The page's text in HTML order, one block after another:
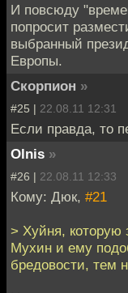
И повсюду
попросит
выбранный
Европы.
Скорпион »
#25 | 22.08.11 12:31
Если правда, то
Olnis »
#26 | 22.08.11 12:33
Кому: Дюк, #21
> Хуйня, которую
Мухин и ему
бредовости, тем